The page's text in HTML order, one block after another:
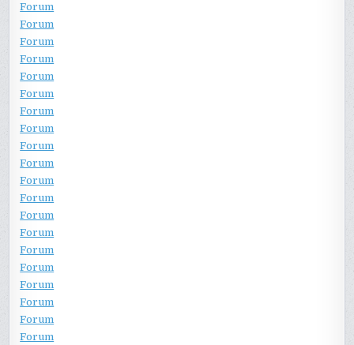
Forum
Forum
Forum
Forum
Forum
Forum
Forum
Forum
Forum
Forum
Forum
Forum
Forum
Forum
Forum
Forum
Forum
Forum
Forum
Forum